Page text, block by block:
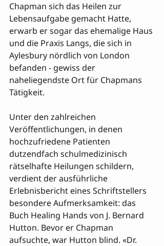
Chapman sich das Heilen zur
Lebensaufgabe gemacht Hatte,
erwarb er sogar das ehemalige Haus
und die Praxis Langs, die sich in
Aylesbury nördlich von London
befanden - gewiss der
naheliegendste Ort für Chapmans
Tätigkeit.
Unter den zahlreichen
Veröffentlichungen, in denen
hochzufriedene Patienten
dutzendfach schulmedizinisch
rätselhafte Heilungen schildern,
verdient der ausführliche
Erlebnisbericht eines Schriftstellers
besondere Aufmerksamkeit: das
Buch Healing Hands von J. Bernard
Hutton. Bevor er Chapman
aufsuchte, war Hutton blind. «Dr.